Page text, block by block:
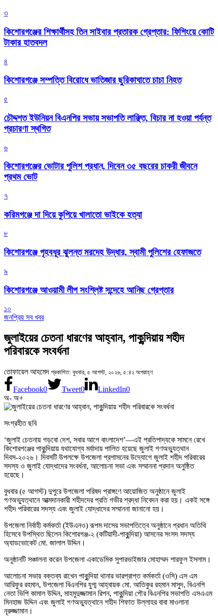
৩
কিশোরগঞ্জের শিক্ষার্থীসহ তিন সাইবার প্রতারক গ্রেপ্তার: ফিশিংয়ে কোটি
টাকার হাতবদল
৪
কিশোরগঞ্জে সম্পত্তি বিরোধে ভাতিজার ছুরিকাঘাতে চাচা নিহত
৫
চৌদ্দশত ইউনিয়ন বিএনপির সভায় সভাপতি লাঞ্ছিত, বিচার না হওয়া পর্যন্ত
প্রচারণা স্থগিত
৬
কিশোরগঞ্জের ভোটার পুলিশ প্রধান, দিবেন ৩৫ বছরের চাকরী জীবনে
প্রথম ভোট
৭
করিমগঞ্জে দা দিয়ে কুপিয়ে খালাতো ভাইকে হত্যা
৮
কিশোরগঞ্জে গৃহবধূর ঝুলন্ত মরদেহ উদ্ধার, স্বামী পুলিশের হেফাজতে
৯
কিশোরগঞ্জে আওয়ামী লীগ সংশ্লিষ্ট সন্দেহে আনিছ গ্রেপ্তার
১০
জনপ্রিয় সব খবর
জুলাইয়ের চেতনা ধারণের আহ্বান, পাকুন্দিয়ায় শহীদ
পরিবারকে সংবর্ধনা
তোফায়েল আহমেদ প্রকাশিত: বুধবার, ৫ আগস্ট, ২০২৬, ৫:৪২ অপরাহ্ণ
Facebook0 Tweet0 LinkedIn0
অ- অ+
সংগ্রহীত ছবি
‘জুলাই চেতনায় গড়বো দেশ, সবার আগে বাংলাদেশ’—এই প্রতিপাদ্যকে সামনে রেখে
কিশোরগঞ্জের পাকুন্দিয়ায় যথাযোগ্য মর্যাদায় পালিত হয়েছে জুলাই গণঅভ্যুত্থান
দিবস-২০২৬। দিবসটি উপলক্ষে উপজেলা প্রশাসনের উদ্যোগে জুলাই শহীদ পরিবারের
সদস্য ও জুলাই যোদ্ধাদের সংবর্ধনা, আলোচনা সভা এবং সম্মাননা প্রদান অনুষ্ঠিত
হয়েছে।
বুধবার (৫ আগস্ট) দুপুরে উপজেলা পরিষদ প্রাঙ্গণে আয়োজিত অনুষ্ঠানে জুলাই
গণঅভ্যুত্থানে আত্মদানকারী শহীদদের প্রতি গভীর শ্রদ্ধা নিবেদন করা হয়। একই সঙ্গে
শহীদ পরিবারের সদস্য এবং জুলাই যোদ্ধাদের সম্মাননা জানানো হয়।
উপজেলা নির্বাহী কর্মকর্তা (ইউএনও) রূপম দাসের সভাপতিত্বে অনুষ্ঠানে প্রধান অতিথি
হিসেবে উপস্থিত ছিলেন কিশোরগঞ্জ-২ (কটিয়াদী-পাকুন্দিয়া) আসনের সংসদ সদস্য
অ্যাডভোকেট মো. জালাল উদ্দিন।
অনুষ্ঠানটি সঞ্চালনা করেন উপজেলা একাডেমিক সুপারভাইজার মোহাম্মদ শারফুল ইসলাম।
আলোচনা সভায় বক্তব্য রাখেন পাকুন্দিয়া থানার ভারপ্রাপ্ত কর্মকর্তা (ওসি) এস এম
আরিফুর রহমান, উপজেলা বিএনপির যুগ্ম আহ্বায়ক মো. আতিকুর রহমান মাসুদ, বিএনপি
নেতা ভিপি কামাল উদ্দিন, মাহমুদুজ্জামান রিপন, পাকুন্দিয়া পৌর বিএনপির সভাপতি এসএএম
মিনহাজ উদ্দিন এবং জুলাই গণঅভ্যুত্থানে শহীদ শিফাত উল্লাহর বাবা মাওলানা
নূরুজ্জামান।